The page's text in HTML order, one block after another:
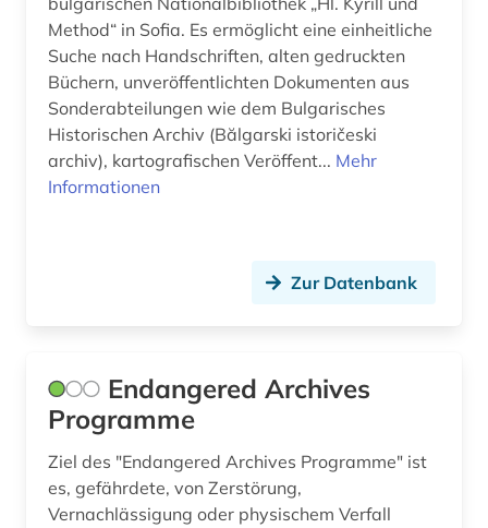
Method“ in Sofia. Es ermöglicht eine einheitliche
Suche nach Handschriften, alten gedruckten
Büchern, unveröffentlichten Dokumenten aus
Sonderabteilungen wie dem Bulgarisches
Historischen Archiv (Bălgarski istoričeski
archiv), kartografischen Veröffent... Mehr
Informationen
Zur Datenbank
Endangered Archives
Programme
Ziel des "Endangered Archives Programme" ist
es, gefährdete, von Zerstörung,
Vernachlässigung oder physischem Verfall